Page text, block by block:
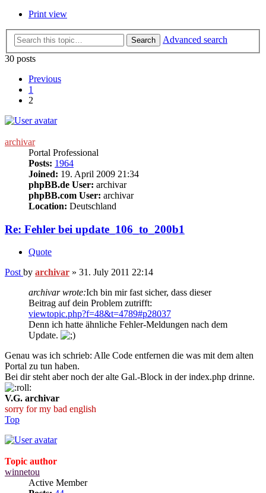
Print view
Search
Advanced search
30 posts
Previous
1
2
archivar
Portal Professional
Posts: 1964
Joined: 19. April 2009 21:34
phpBB.de User: archivar
phpBB.com User: archivar
Location: Deutschland
Re: Fehler bei update_106_to_200b1
Quote
Post by archivar » 31. July 2011 22:14
archivar wrote:Ich bin mir fast sicher, dass dieser
Beitrag auf dein Problem zutrifft:
viewtopic.php?f=48&t=4789#p28037
Denn ich hatte ähnliche Fehler-Meldungen nach dem
Update.
Genau was ich schrieb: Alle Code entfernen die was mit dem alten
Portal zu tun haben.
Bei dir steht aber noch der alte Gal.-Block in der index.php drinne.
V.G. archivar
sorry for my bad english
Top
Topic author
winnetou
Active Member